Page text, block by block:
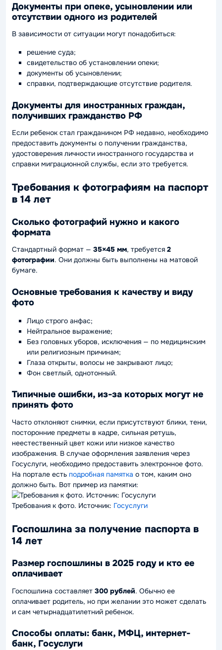
Документы при опеке, усыновлении или
отсутствии одного из родителей
В зависимости от ситуации могут понадобиться:
решение суда;
свидетельство об установлении опеки;
документы об усыновлении;
справки, подтверждающие отсутствие родителя.
Документы для иностранных граждан,
получивших гражданство РФ
Если ребенок стал гражданином РФ недавно, необходимо
предоставить документы о получении гражданства,
удостоверения личности иностранного государства и
справки миграционной службы, если это требуется.
Требования к фотографиям на паспорт
в 14 лет
Сколько фотографий нужно и какого
формата
Стандартный формат — 35×45 мм, требуется 2
фотографии. Они должны быть выполнены на матовой
бумаге.
Основные требования к качеству и виду
фото
Лицо строго анфас;
Нейтральное выражение;
Без головных уборов, исключения — по медицинским
или религиозным причинам;
Глаза открыты, волосы не закрывают лицо;
Фон светлый, однотонный.
Типичные ошибки, из-за которых могут не
принять фото
Часто отклоняют снимки, если присутствуют блики, тени,
посторонние предметы в кадре, сильная ретушь,
неестественный цвет кожи или низкое качество
изображения. В случае оформления заявления через
Госуслуги, необходимо предоставить электронное фото.
На портале есть подробная памятка о том, каким оно
должно быть. Вот пример из памятки:
Требования к фото. Источник: Госуслуги
Госпошлина за получение паспорта в
14 лет
Размер госпошлины в 2025 году и кто ее
оплачивает
Госпошлина составляет 300 рублей. Обычно ее
оплачивает родитель, но при желании это может сделать
и сам четырнадцатилетний ребенок.
Способы оплаты: банк, МФЦ, интернет-
банк, Госуслуги